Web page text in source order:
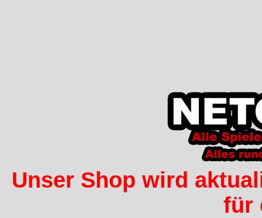
Unser Shop wird
für